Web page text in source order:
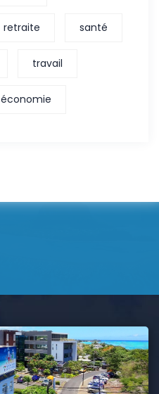
retraite santé
travail
économie